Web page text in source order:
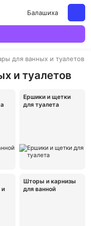
Балашиха
для ванных и туалетов
и туалетов
Ершики и щетки
для туалета
и
Шторы и карнизы
для ванной